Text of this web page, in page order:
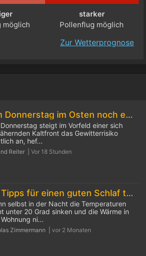
möglich
starker
Pollenflug möglich
Zur Wetterprognose
Am Donnerstag im Osten noch einmal extrem heiß, nachmittags teils heftige Gewitter
Reiter | Vor 18 Stunden
steigt im Vorfeld einer sich
Kaltfront das Gewitterrisiko
an, hef...
10 Tipps für einen guten Schlaf trotz Hitze
Zimmermann | vor 2 Monaten
selbst in der Nacht die Temperaturen
unter 20 Grad sinken und die Wärme in
ni...